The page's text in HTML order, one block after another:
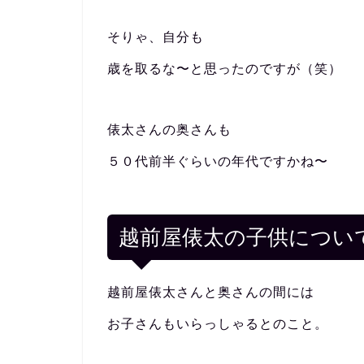
そりゃ、自分も
歳を取るな〜と思ったのですが（笑）
俵太さんの奥さんも
５０代前半ぐらいの年代ですかね〜
越前屋俵太の子供につい
越前屋俵太さんと奥さんの間には
お子さんもいらっしゃるとのこと。